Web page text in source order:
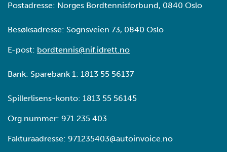
Postadresse: Norges Bordtennisforbund, 0840 Oslo
Besøksadresse: Sognsveien 73, 0840 Oslo
E-post: bordtennis@nif.idrett.no
Bank: Sparebank 1: 1813 55 56137
Spillerlisens-konto: 1813 55 56145
Org.nummer: 971 235 403
Fakturaadresse: 971235403@autoinvoice.no